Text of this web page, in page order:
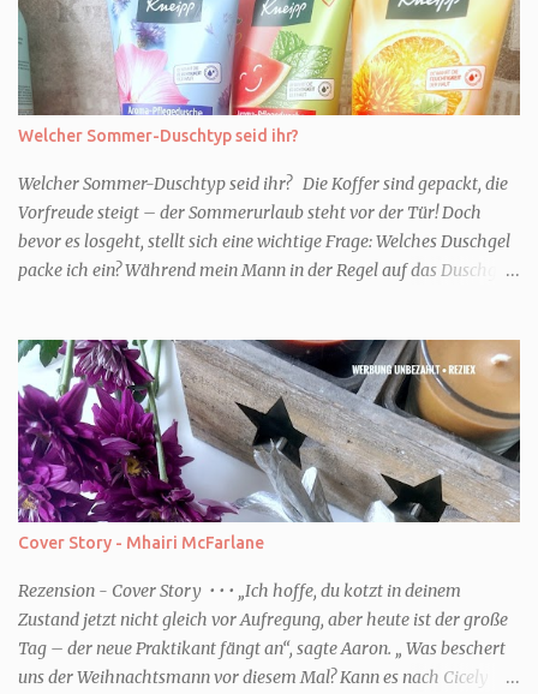
Welcher Sommer-Duschtyp seid ihr?
Welcher Sommer-Duschtyp seid ihr? Die Koffer sind gepackt, die
Vorfreude steigt – der Sommerurlaub steht vor der Tür! Doch
bevor es losgeht, stellt sich eine wichtige Frage: Welches Duschgel
packe ich ein? Während mein Mann in der Regel auf das Duschgel
Urlaub Entspannung und Wellness. Falls ihr ähnlich denkt, lasst
uns doch herausfinden, welcher Duschtyp ihr seid. TYP
GENIESSER Egal, ob Strand oder Städtetrip - für euch gehört
gutes Essen, ein guter Wein oder Cocktail, vielleicht ein gutes Buch
dazu. Ihr liebt es Sonnenuntergänge zu beobachten und genießt
einfach jeden Moment. Dann seid ihr wie ich der Typ Genießer.
Hier empfehle ich tatsächlich Düfte die zur Jahreszeit passen, weil
ihr dann bessere entspannen könnt. Zum Beispiel ein Duschgel mit
einem frisch-fruchtigen Duft, wie die Kneipp Aroma-Pflegedusche
“ Sommer Flirt ...
Cover Story - Mhairi McFarlane
Rezension - Cover Story • • • „Ich hoffe, du kotzt in deinem
Zustand jetzt nicht gleich vor Aufregung, aber heute ist der große
Tag – der neue Praktikant fängt an“, sagte Aaron. „ Was beschert
uns der Weihnachtsmann vor diesem Mal? Kann es nach Cicely